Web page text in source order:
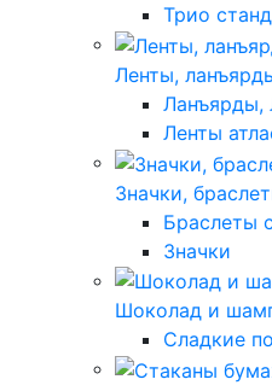
Трио
Ленты,
Ланъярды,
Ленты
Значки,
Браслеты
Значки
Шоколад и
Сладкие